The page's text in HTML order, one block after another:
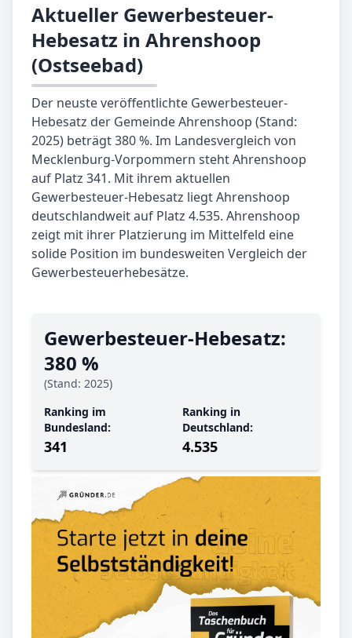
Aktueller Gewerbesteuer-
Hebesatz in Ahrenshoop
(Ostseebad)
Der neuste veröffentlichte Gewerbesteuer-
Hebesatz der Gemeinde Ahrenshoop (Stand:
2025) beträgt 380 %. Im Landesvergleich von
Mecklenburg-Vorpommern steht Ahrenshoop
auf Platz 341. Mit ihrem aktuellen
Gewerbesteuer-Hebesatz liegt Ahrenshoop
deutschlandweit auf Platz 4.535. Ahrenshoop
zeigt mit ihrer Platzierung im Mittelfeld eine
solide Position im bundesweiten Vergleich der
Gewerbesteuerhebesätze.
Gewerbe­steuer-Hebe­satz:
380 %
(Stand: 2025)
Ranking im
Bundesland:
341
Ranking in
Deutschland:
4.535